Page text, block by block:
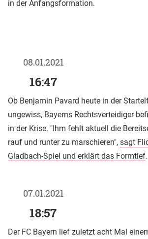
in der Anfangsformation.
08.01.2021
16:47
Ob Benjamin Pavard heute in der
ungewiss, Bayerns Rechtsverteidiger
in der Krise. "Ihm fehlt aktuell die
rauf und runter zu marschieren", sagt
Gladbach-Spiel und erklärt das Formtief.
07.01.2021
18:57
Der FC Bayern lief zuletzt acht Mal